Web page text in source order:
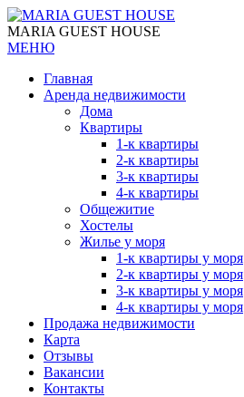
MARIA GUEST HOUSE
МЕНЮ
Главная
Аренда недвижимости
Дома
Квартиры
1-к квартиры
2-к квартиры
3-к квартиры
4-к квартиры
Общежитие
Хостелы
Жилье у моря
1-к квартиры у моря
2-к квартиры у моря
3-к квартиры у моря
4-к квартиры у моря
Продажа недвижимости
Карта
Отзывы
Вакансии
Контакты